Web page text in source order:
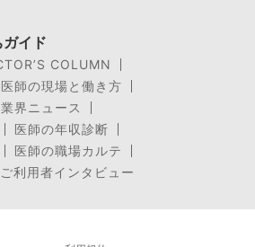
イド
COLUMN
医師の現場と働き方
業界ニュース
医師の年収診断
医師の職場カルテ
利用者インタビュー